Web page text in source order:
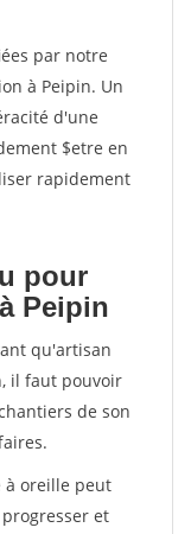
par notre
à Peipin. Un
d'une
$etre en
rapidement
pour
Peipin
qu'artisan
il faut pouvoir
de son
à oreille peut
et